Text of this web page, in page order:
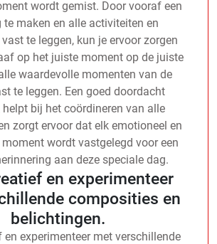
wordt gemist. Door vooraf een
te maken en alle activiteiten en
vast te leggen, kun je ervoor zorgen
op het juiste moment op de juiste
waardevolle momenten van de
te leggen. Een goed doordacht
bij het coördineren van alle
zorgt ervoor dat elk emotioneel en
wordt vastgelegd voor een
aan deze speciale dag.
en experimenteer
composities en
belichtingen.
en experimenteer met verschillende